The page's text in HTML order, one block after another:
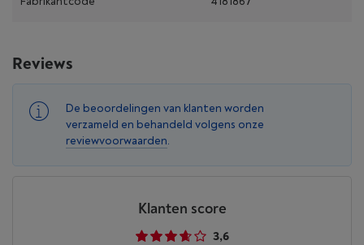
Reviews
De beoordelingen van klanten worden
verzameld en behandeld volgens onze
reviewvoorwaarden.
Klanten score
3,6